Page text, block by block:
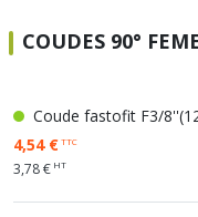
COUDES 90°
Coude fastofit F3/
4,54 €TTC
3,78 € HT